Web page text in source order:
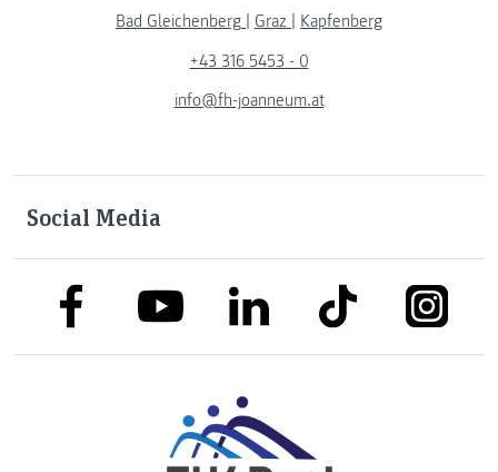
Bad Gleichenberg
Graz
Kapfenberg
+43 316 5453 - 0
info@fh-joanneum.at
Social Media
link to facebooklink to youtubelink to linkedinlink to tiktok